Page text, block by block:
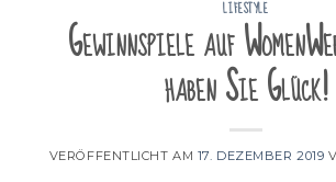
LIFESTYLE
Gewinnspiele auf
haben Sie Glück!
VERÖFFENTLICHT AM 17. DEZEMBER 2019